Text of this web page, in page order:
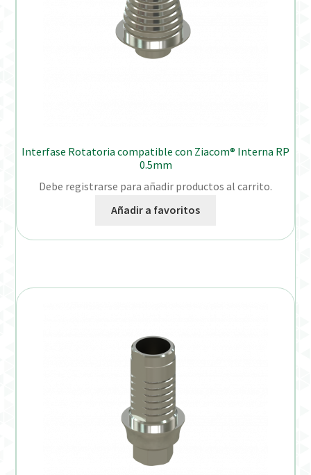
Interfase Rotatoria compatible con Ziacom® Interna RP
0.5mm
Debe registrarse para añadir productos al carrito.
Añadir a favoritos